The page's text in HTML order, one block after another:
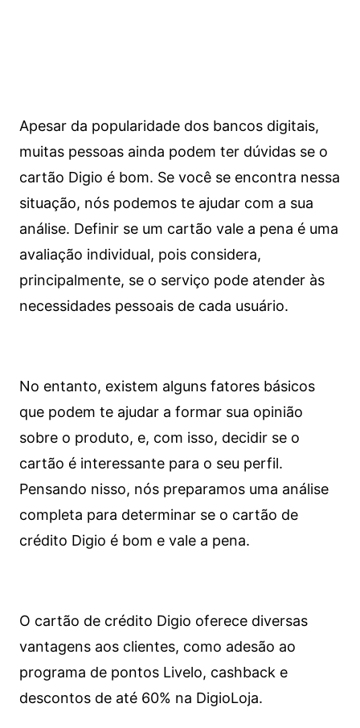
Apesar da popularidade dos bancos digitais,
muitas pessoas ainda podem ter dúvidas se o
cartão Digio é bom. Se você se encontra nessa
situação, nós podemos te ajudar com a sua
análise. Definir se um cartão vale a pena é uma
avaliação individual, pois considera,
principalmente, se o serviço pode atender às
necessidades pessoais de cada usuário.
No entanto, existem alguns fatores básicos
que podem te ajudar a formar sua opinião
sobre o produto, e, com isso, decidir se o
cartão é interessante para o seu perfil.
Pensando nisso, nós preparamos uma análise
completa para determinar se o cartão de
crédito Digio é bom e vale a pena.
O cartão de crédito Digio oferece diversas
vantagens aos clientes, como adesão ao
programa de pontos Livelo, cashback e
descontos de até 60% na DigioLoja.